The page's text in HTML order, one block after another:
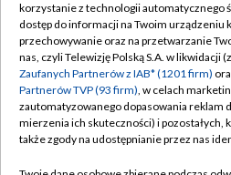
TVP
Abonament TVP
Emisja w TVP
Centrum informacji TVP
Naziemna Telewizja Cyfrowa
Polityka
Moje
Pomoc
korzystanie z technologii automatycznego
dostęp do informacji na Twoim urządzeniu
przechowywanie oraz na przetwarzanie
nas, czyli Telewizję Polską S.A. w likwidacji
Zaufanych Partnerów z IAB* (1201 firm)
Partnerów TVP (93 firm), w celach
zautomatyzowanego dopasowania reklam
mierzenia ich skuteczności) i pozostałych,
także zgody na udostępnianie przez nas